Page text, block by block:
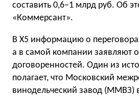
составить 0,6−1 млрд руб. Об
«Коммерсант».
В X5 информацию о
а в самой компании заявляют
договоренностей. Один из
полагает, что Московский
винодельческий завод (ММВЗ)